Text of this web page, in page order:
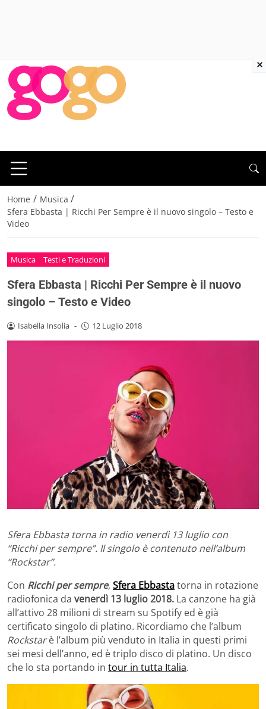
Home / Musica /
Sfera Ebbasta | Ricchi Per Sempre è il nuovo singolo – Testo e
Video
Musica Testi e Traduzioni
Sfera Ebbasta | Ricchi Per Sempre è il nuovo
singolo – Testo e Video
Isabella Insolia - 12 Luglio 2018
Sfera Ebbasta torna in radio venerdì 13 luglio con
“Ricchi per sempre”. Il singolo è contenuto nell’album
“Rockstar”.
Con Ricchi per sempre, Sfera Ebbastatorna in rotazione
radiofonica da venerdì 13 luglio 2018. La canzone ha già
all’attivo 28 milioni di stream su Spotify ed è già
certificato singolo di platino. Ricordiamo che l’album
Rockstarè l’album più venduto in Italia in questi primi
sei mesi dell’anno, ed è triplo disco di platino. Un disco
che lo sta portando in tour in tutta Italia.
×